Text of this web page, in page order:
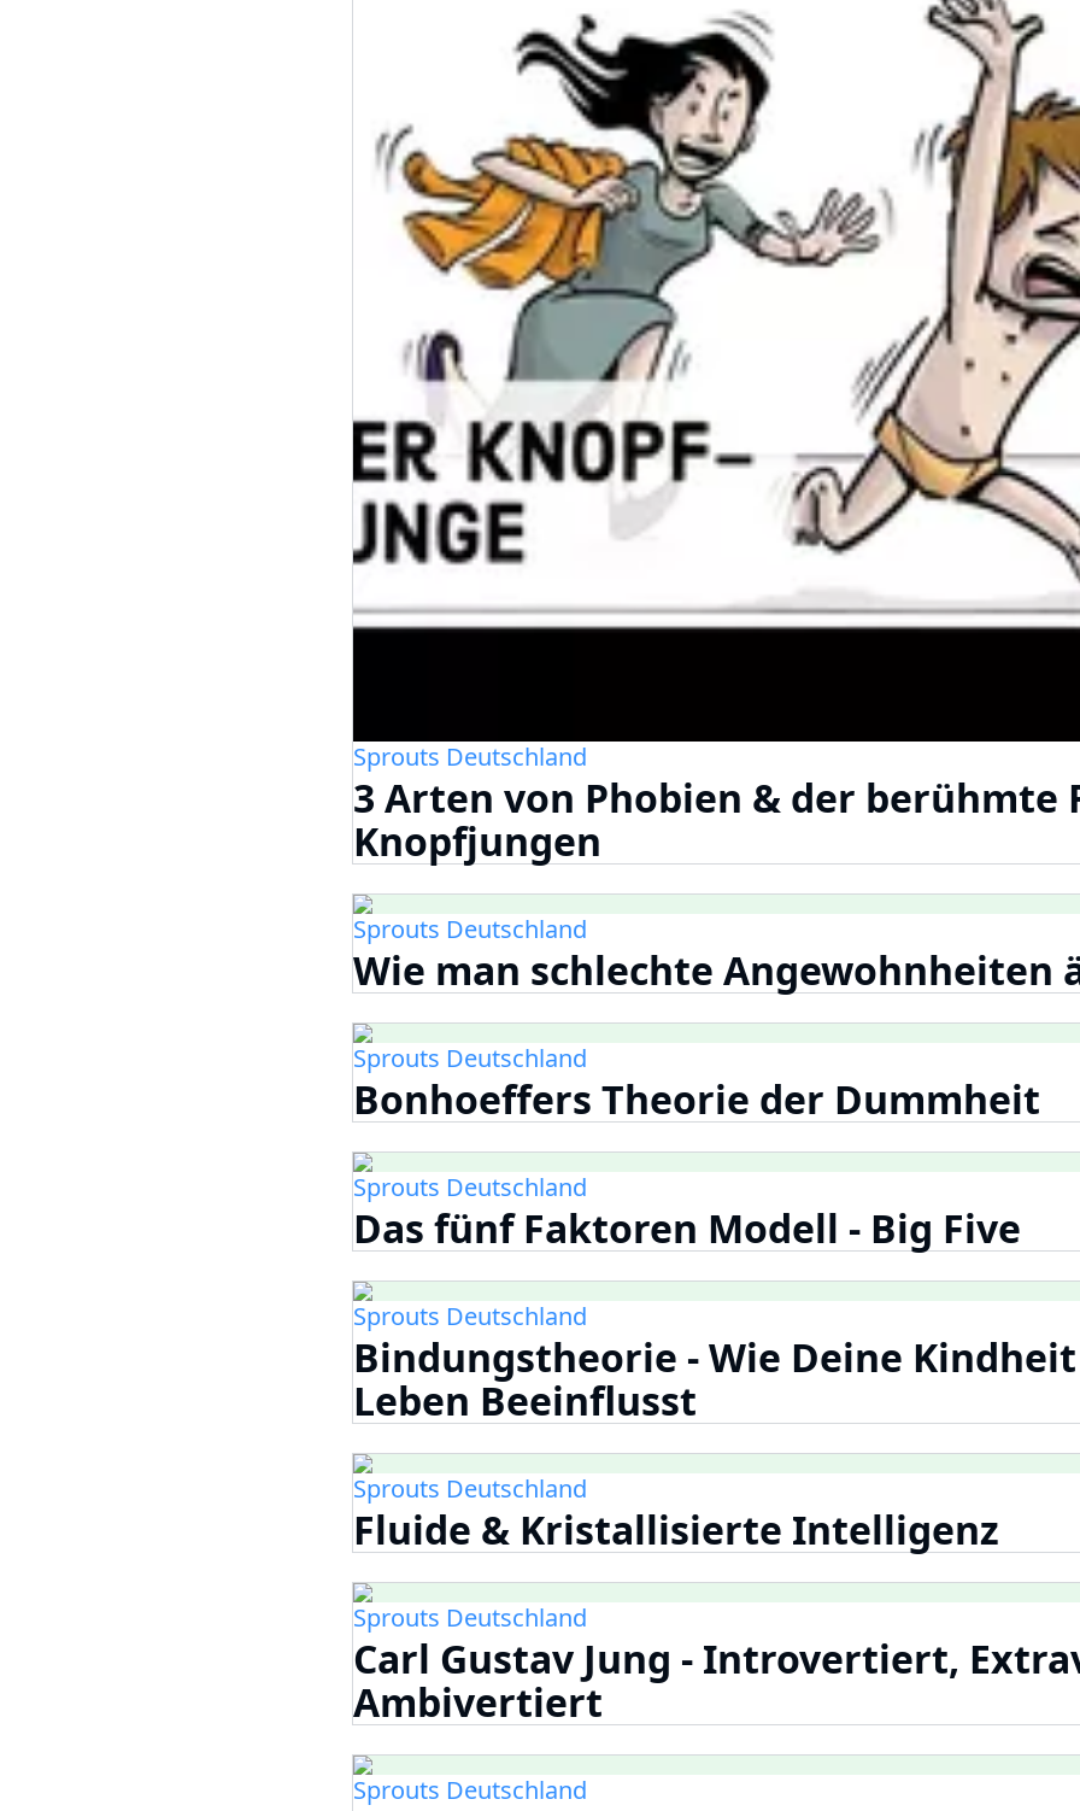
Sprouts Deutschland
3 Arten von Phobien & der berühmte
Knopfjungen
Sprouts Deutschland
Wie man schlechte Angewohnheiten
Sprouts Deutschland
Bonhoeffers Theorie der Dummheit
Sprouts Deutschland
Das fünf Faktoren Modell - Big Five
Sprouts Deutschland
Bindungstheorie - Wie Deine
Leben Beeinflusst
Sprouts Deutschland
Fluide & Kristallisierte Intelligenz
Sprouts Deutschland
Carl Gustav Jung - Introvertiert,
Ambivertiert
Sprouts Deutschland